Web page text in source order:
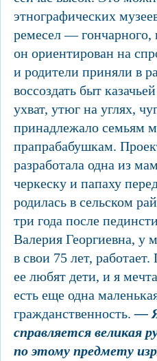
этнографических
ремесел — гончарного,
он ориентирован на
и родители приняли в
воссоздать быт
ухват, утюг на углях,
принадлежало семьям
прапрабабушкам.
разработала одна из
черкеску и папаху
родилась в сельском
три года после
Валерия Георгиевна, у
в свои 75 лет,
ее любят дети, и я
есть еще одна
гражданственность.— Я
справляется великая
по этому предмету